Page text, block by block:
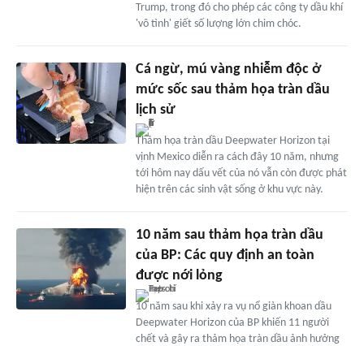
Trump, trong đó cho phép các công ty dầu khí
'vô tình' giết số lượng lớn chim chóc.
Cá ngừ, mú vàng nhiễm độc ở
mức sốc sau thảm họa tràn dầu
lịch sử
Thảm họa tràn dầu Deepwater Horizon tại
vịnh Mexico diễn ra cách đây 10 năm, nhưng
tới hôm nay dấu vết của nó vẫn còn được phát
hiện trên các sinh vật sống ở khu vực này.
10 năm sau thảm họa tràn dầu
của BP: Các quy định an toàn
được nới lỏng
10 năm sau khi xảy ra vụ nổ giàn khoan dầu
Deepwater Horizon của BP khiến 11 người
chết và gây ra thảm họa tràn dầu ảnh hưởng